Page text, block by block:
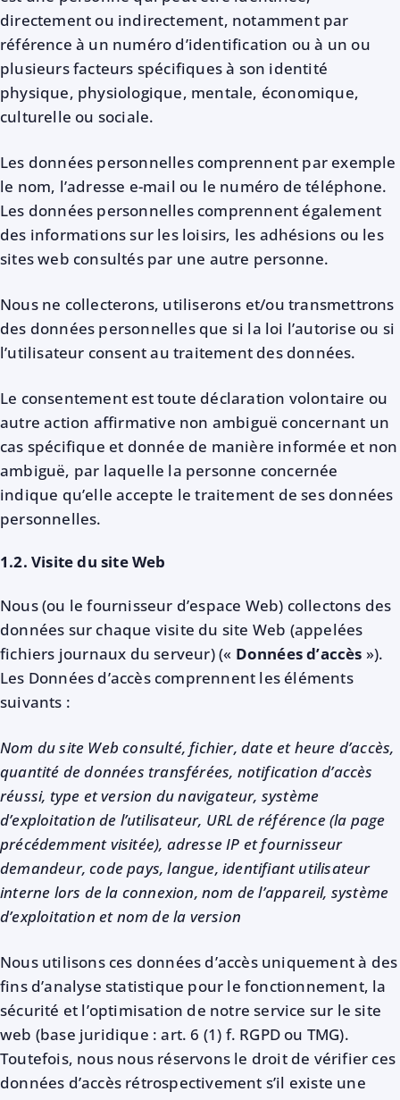
directement ou indirectement, notamment par
référence à un numéro d’identification ou à un ou
plusieurs facteurs spécifiques à son identité
physique, physiologique, mentale, économique,
culturelle ou sociale.
Les données personnelles comprennent par exemple
le nom, l’adresse e-mail ou le numéro de téléphone.
Les données personnelles comprennent également
des informations sur les loisirs, les adhésions ou les
sites web consultés par une autre personne.
Nous ne collecterons, utiliserons et/ou transmettrons
des données personnelles que si la loi l’autorise ou si
l’utilisateur consent au traitement des données.
Le consentement est toute déclaration volontaire ou
autre action affirmative non ambiguë concernant un
cas spécifique et donnée de manière informée et non
ambiguë, par laquelle la personne concernée
indique qu’elle accepte le traitement de ses données
personnelles.
1.2. Visite du site Web
Nous (ou le fournisseur d’espace Web) collectons des
données sur chaque visite du site Web (appelées
fichiers journaux du serveur) (« Données d’accès »).
Les Données d’accès comprennent les éléments
suivants :
Nom du site Web consulté, fichier, date et heure d’accès,
quantité de données transférées, notification d’accès
réussi, type et version du navigateur, système
d’exploitation de l’utilisateur, URL de référence (la page
précédemment visitée), adresse IP et fournisseur
demandeur, code pays, langue, identifiant utilisateur
interne lors de la connexion, nom de l’appareil, système
d’exploitation et nom de la version
Nous utilisons ces données d’accès uniquement à des
fins d’analyse statistique pour le fonctionnement, la
sécurité et l’optimisation de notre service sur le site
web (base juridique : art. 6 (1) f. RGPD ou TMG).
Toutefois, nous nous réservons le droit de vérifier ces
données d’accès rétrospectivement s’il existe une